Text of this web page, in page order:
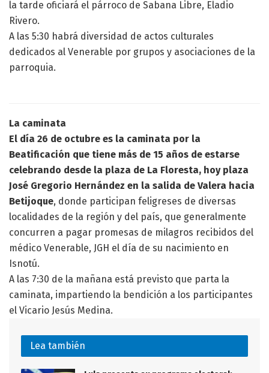
la tarde oficiará el párroco de Sabana Libre, Eladio
Rivero.
A las 5:30 habrá diversidad de actos culturales
dedicados al Venerable por grupos y asociaciones de la
parroquia.
La caminata
El día 26 de octubre es la caminata por la
Beatificación que tiene más de 15 años de estarse
celebrando desde la plaza de La Floresta, hoy plaza
José Gregorio Hernández en la salida de Valera hacia
Betijoque, donde participan feligreses de diversas
localidades de la región y del país, que generalmente
concurren a pagar promesas de milagros recibidos del
médico Venerable, JGH el día de su nacimiento en
Isnotú.
A las 7:30 de la mañana está previsto que parta la
caminata, impartiendo la bendición a los participantes
el Vicario Jesús Medina.
Lea también